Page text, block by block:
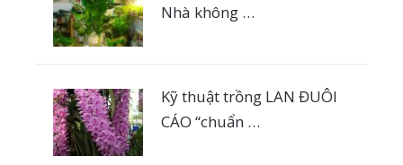
Nhà không …
Kỹ thuật trồng LAN ĐUÔI
CÁO “chuẩn …